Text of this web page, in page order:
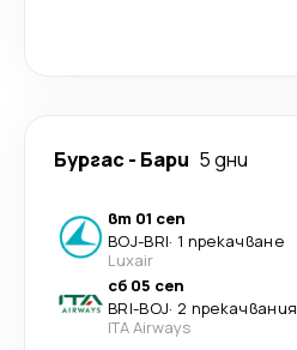
Бургас - Бари 5 дни
вт 01 сеп
BOJ-BRI· 1 прекачване
Luxair
сб 05 сеп
BRI-BOJ· 2 прекачвания
ITA Airways